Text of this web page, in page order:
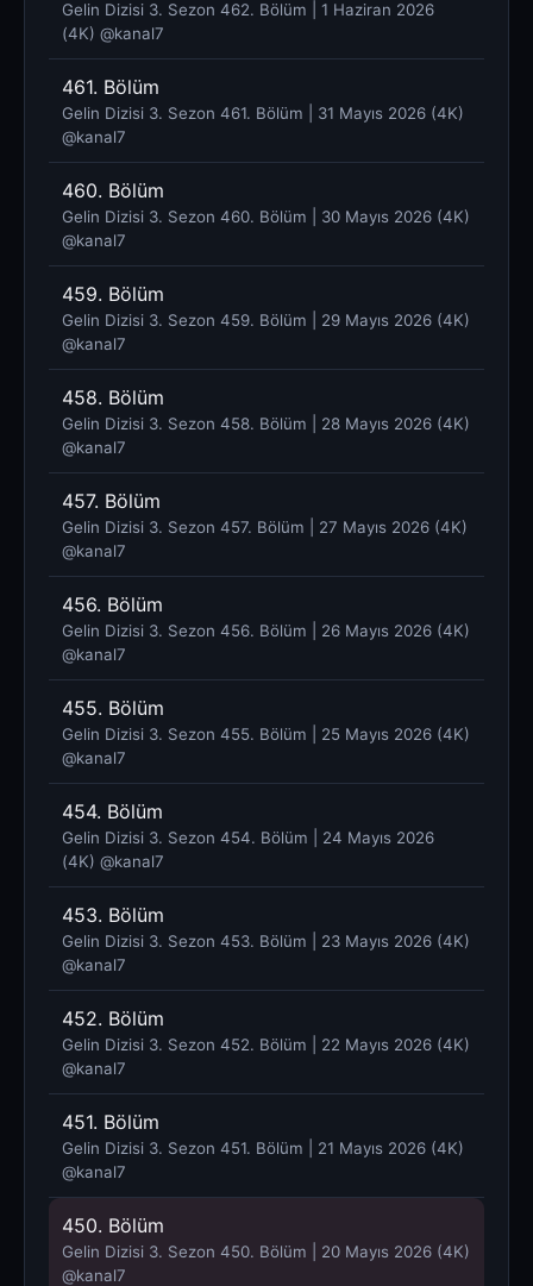
Gelin Dizisi 3. Sezon 462. Bölüm | 1 Haziran 2026
(4K) @kanal7 ​
461. Bölüm
Gelin Dizisi 3. Sezon 461. Bölüm | 31 Mayıs 2026 (4K)
@kanal7 ​
460. Bölüm
Gelin Dizisi 3. Sezon 460. Bölüm | 30 Mayıs 2026 (4K)
@kanal7 ​
459. Bölüm
Gelin Dizisi 3. Sezon 459. Bölüm | 29 Mayıs 2026 (4K)
@kanal7 ​
458. Bölüm
Gelin Dizisi 3. Sezon 458. Bölüm | 28 Mayıs 2026 (4K)
@kanal7 ​
457. Bölüm
Gelin Dizisi 3. Sezon 457. Bölüm | 27 Mayıs 2026 (4K)
@kanal7 ​
456. Bölüm
Gelin Dizisi 3. Sezon 456. Bölüm | 26 Mayıs 2026 (4K)
@kanal7 ​
455. Bölüm
Gelin Dizisi 3. Sezon 455. Bölüm | 25 Mayıs 2026 (4K)
@kanal7 ​
454. Bölüm
Gelin Dizisi 3. Sezon 454. Bölüm | 24 Mayıs 2026
(4K) @kanal7 ​
453. Bölüm
Gelin Dizisi 3. Sezon 453. Bölüm | 23 Mayıs 2026 (4K)
@kanal7 ​
452. Bölüm
Gelin Dizisi 3. Sezon 452. Bölüm | 22 Mayıs 2026 (4K)
@kanal7 ​
451. Bölüm
Gelin Dizisi 3. Sezon 451. Bölüm | 21 Mayıs 2026 (4K)
@kanal7 ​
450. Bölüm
Gelin Dizisi 3. Sezon 450. Bölüm | 20 Mayıs 2026 (4K)
@kanal7 ​